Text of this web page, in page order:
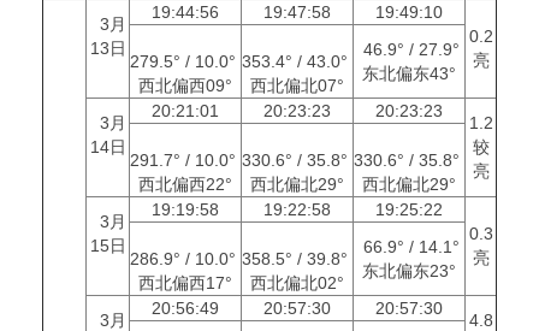
3月
13日
19:44:56 19:47:58
19:49:10
0.2
亮
279.5° / 10.0°
西北偏西09°
353.4° / 43.0°
西北偏北07°
46.9° / 27.9°
东北偏东43°
3月
14日
20:21:01 20:23:23 20:23:23
1.2
较
亮
291.7° / 10.0°
西北偏西22°
330.6° / 35.8°
西北偏北29°
330.6° / 35.8°
西北偏北29°
3月
15日
19:19:58 19:22:58
19:25:22
0.3
亮
286.9° / 10.0°
西北偏西17°
358.5° / 39.8°
西北偏北02°
66.9° / 14.1°
东北偏东23°
3月
20:56:49 20:57:30 20:57:30
4.8